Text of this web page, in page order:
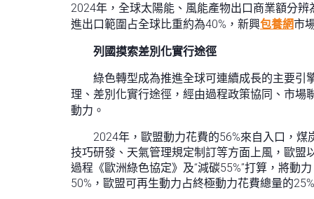
2024年，全球太陽能、風能產物出口商業額分
進出口範圍占全球比重約為40%，新興包養網市
列國摸索差別化實行途徑
綠色轉型成為推進全球可連續成長的主要引
理、差別化實行途徑，經由過程政策協同、市場
動力。
2024年，歐盟動力花費的56%來自入口，
技巧研發、天氣管理規定制訂等方面上風，歐盟
過程《歐洲綠色協定》及“減碳55%”打算，將動
50%，歐盟可再生動力占終極動力花費總量的